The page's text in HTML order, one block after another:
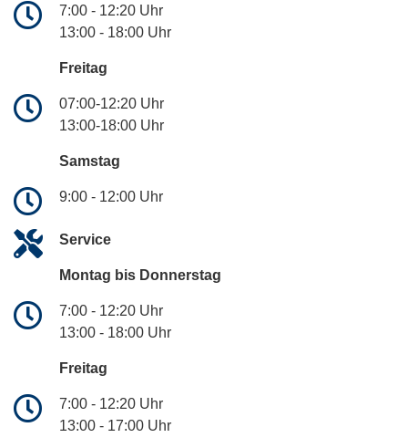
7:00 - 12:20 Uhr
13:00 - 18:00 Uhr
Freitag
07:00-12:20 Uhr
13:00-18:00 Uhr
Samstag
9:00 - 12:00 Uhr
Service
Montag bis Donnerstag
7:00 - 12:20 Uhr
13:00 - 18:00 Uhr
Freitag
7:00 - 12:20 Uhr
13:00 - 17:00 Uhr